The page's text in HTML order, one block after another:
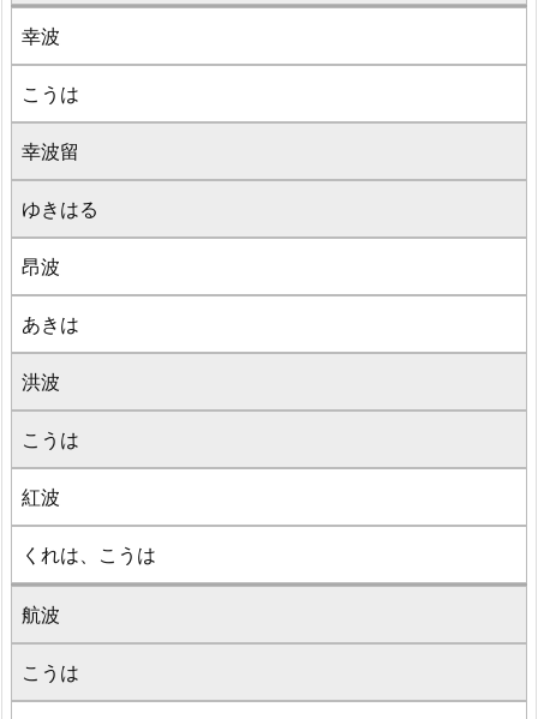
幸波
こうは
幸波留
ゆきはる
昂波
あきは
洪波
こうは
紅波
くれは、こうは
航波
こうは